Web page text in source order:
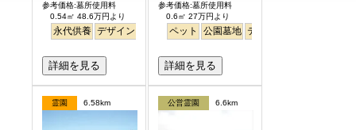
参考価格:墓所使用料
0.54㎡ 48.6万円より
永代供養 デザイン 駅から徒歩 明るい
詳細を見る
参考価格:墓所使用料
0.6㎡ 27万円より
ペット 公園墓地 テラス
詳細を見る
霊園 6.58km 公営霊園 6.6km